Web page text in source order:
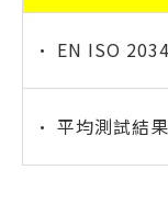
• EN ISO
• 平均測試結